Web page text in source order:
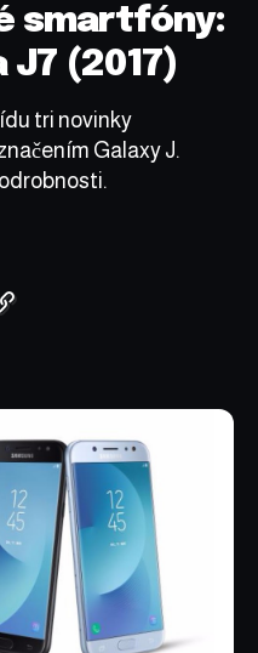
smartfóny:
J7 (2017)
tri novinky
Galaxy J.